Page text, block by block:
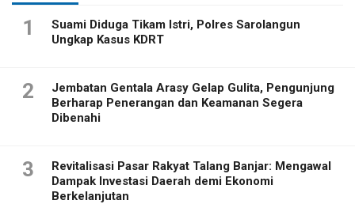
1
Suami Diduga Tikam Istri, Polres Sarolangun
Ungkap Kasus KDRT
2
Jembatan Gentala Arasy Gelap Gulita, Pengunjung
Berharap Penerangan dan Keamanan Segera
Dibenahi
3
Revitalisasi Pasar Rakyat Talang Banjar: Mengawal
Dampak Investasi Daerah demi Ekonomi
Berkelanjutan